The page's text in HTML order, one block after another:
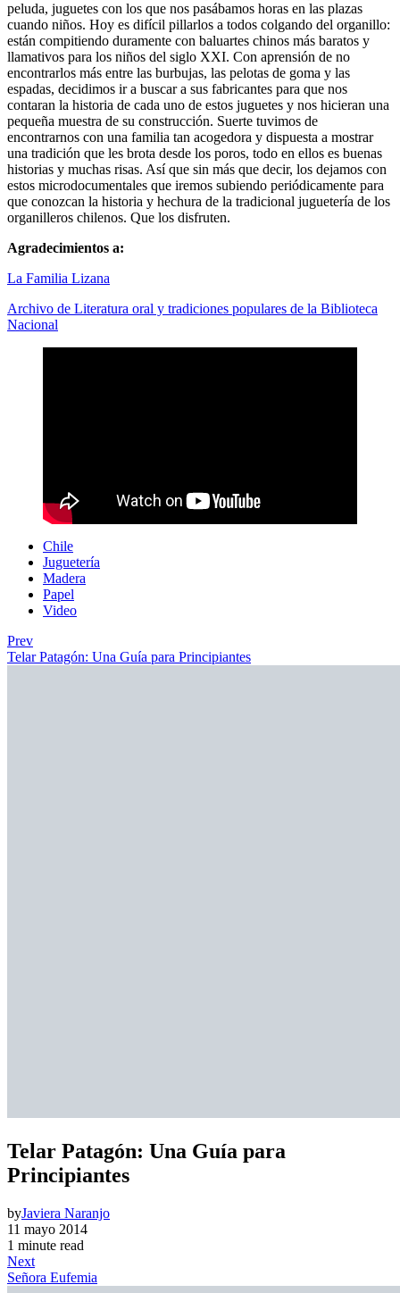
peluda, juguetes con los que nos pasábamos horas en las plazas
cuando niños. Hoy es difícil pillarlos a todos colgando del organillo:
están compitiendo duramente con baluartes chinos más baratos y
llamativos para los niños del siglo XXI. Con aprensión de no
encontrarlos más entre las burbujas, las pelotas de goma y las
espadas, decidimos ir a buscar a sus fabricantes para que nos
contaran la historia de cada uno de estos juguetes y nos hicieran una
pequeña muestra de su construcción. Suerte tuvimos de
encontrarnos con una familia tan acogedora y dispuesta a mostrar
una tradición que les brota desde los poros, todo en ellos es buenas
historias y muchas risas. Así que sin más que decir, los dejamos con
estos microdocumentales que iremos subiendo periódicamente para
que conozcan la historia y hechura de la tradicional juguetería de los
organilleros chilenos. Que los disfruten.
Agradecimientos a:
La Familia Lizana
Archivo de Literatura oral y tradiciones populares de la Biblioteca
Nacional
Chile
Juguetería
Madera
Papel
Video
Prev
Telar Patagón: Una Guía para Principiantes
Telar Patagón: Una Guía para
Principiantes
byJaviera Naranjo
11 mayo 2014
1 minute read
Next
Señora Eufemia